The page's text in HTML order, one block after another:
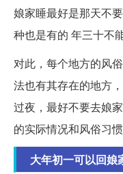
娘家睡最好是那天不
种也是有的 年三十不
对此，每个地方的风
法也有其存在的地方
过夜，最好不要去娘
的实际情况和风俗习惯
大年初一可以回娘